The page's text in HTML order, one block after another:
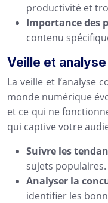
productivité et
Importance des
contenu
Veille et
La veille et l’analyse
monde numérique
et ce qui ne
qui captive votre
Suivre les
sujets populaires.
Analyser la
identifier les